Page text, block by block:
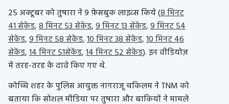
25 अक्टूबर को तुषारा ने 9 फ़ेसबुक लाइव्स किये (8 मिनट
41 सेकेंड,8 मिनट 53 सेकेंड,9 मिनट 13 सेकेंड,9 मिनट 54
सेकेंड,9 मिनट 58 सेकेंड,10 मिनट 38 सेकेंड,10 मिनट 46
सेकेंड,14 मिनट 51सेकेंड,14 मिनट 52 सेकेंड). इन वीडियोज़
में तरह-तरह के दावे किए गए थे.
कोच्चि शहर के पुलिस आयुक्त नागराजू चकिलम ने TNM को
बताया कि सोशल मीडिया पर तुषारा और बाकियों ने मामले